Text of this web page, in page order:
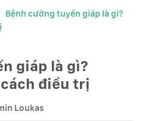
Bệnh cường tuyến giáp là gì?
giáp là gì?
điều trị
Loukas